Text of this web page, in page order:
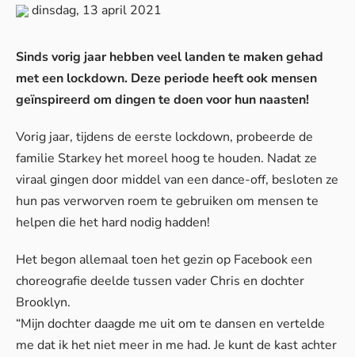
dinsdag, 13 april 2021
Sinds vorig jaar hebben veel landen te maken gehad
met een lockdown. Deze periode heeft ook mensen
geïnspireerd om dingen te doen voor hun naasten!
Vorig jaar, tijdens de eerste lockdown, probeerde de
familie Starkey het moreel hoog te houden. Nadat ze
viraal gingen door middel van een dance-off, besloten ze
hun pas verworven roem te gebruiken om mensen te
helpen die het hard nodig hadden!
Het begon allemaal toen het gezin op Facebookeen
choreografie deelde tussen vader Chris en dochter
Brooklyn.
“Mijn dochter daagde me uit om te dansen en vertelde
me dat ik het niet meer in me had. Je kunt de kast achter